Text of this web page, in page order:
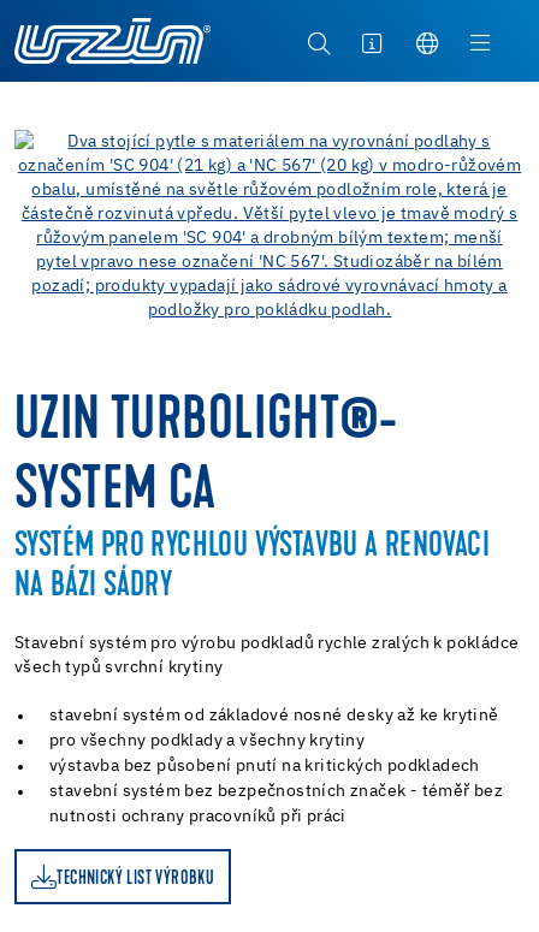
UZIN TURBOLIGHT®-
SYSTEM CA
SYSTÉM PRO RYCHLOU VÝSTAVBU A RENOVACI
NA BÁZI SÁDRY
Stavební systém pro výrobu podkladů rychle zralých k pokládce
všech typů svrchní krytiny
stavební systém od základové nosné desky až ke krytině
pro všechny podklady a všechny krytiny
výstavba bez působení pnutí na kritických podkladech
stavební systém bez bezpečnostních značek - téměř bez
nutnosti ochrany pracovníků při práci
TECHNICKÝ LIST VÝROBKU